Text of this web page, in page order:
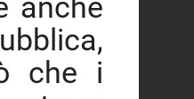
anche
che i